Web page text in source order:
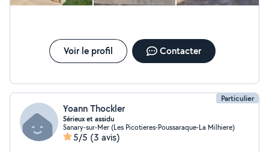
Voir le profil Contacter
Particulier
Yoann Thockler
Sérieux et assidu
Sanary-sur-Mer (Les Picotieres-Poussaraque-La Milhiere)
5/5 (3 avis)